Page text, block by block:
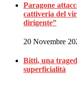
Paragone
cattiveria del
dirigente”
20 Novembre
Bitti, una
superficialità